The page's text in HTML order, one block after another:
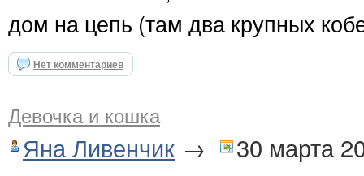
дом на цепь (там два крупных
Нет комментариев
Девочка и кошка
Яна Ливенчик → 30 марта